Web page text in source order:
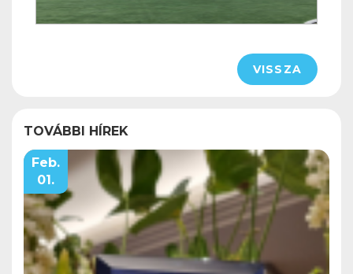
VISSZA
TOVÁBBI HÍREK
Feb.
01.